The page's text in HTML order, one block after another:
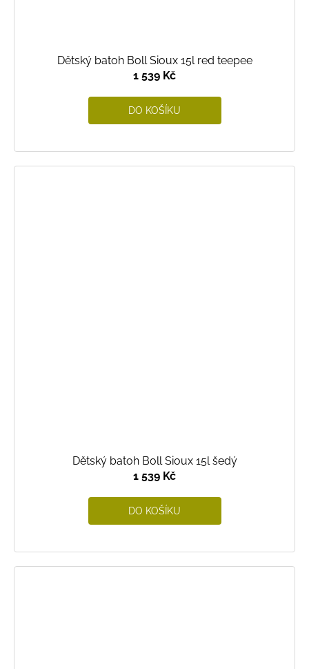
Dětský batoh Boll Sioux 15l red teepee
1 539 Kč
DO KOŠÍKU
Dětský batoh Boll Sioux 15l šedý
1 539 Kč
DO KOŠÍKU